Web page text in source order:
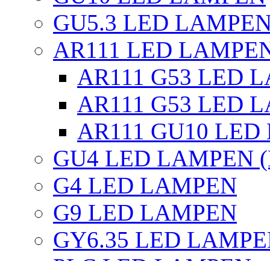
GU5.3 LED
AR111 LED
AR111 G53 LED
AR111 G53 LED
AR111 GU10
GU4 LED LAMPEN
G4 LED LAMPEN
G9 LED LAMPEN
GY6.35 LED